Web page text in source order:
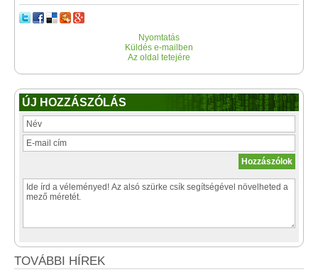
Nyomtatás
Küldés e-mailben
Az oldal tetejére
ÚJ HOZZÁSZÓLÁS
TOVÁBBI HÍREK